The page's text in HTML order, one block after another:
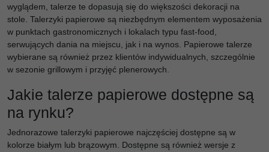
wyglądem, talerze te dopasują się do większości dekoracji na
stole. Talerzyki papierowe są niezbędnym elementem wyposażenia
w punktach gastronomicznych i lokalach typu fast-food,
serwujących dania na miejscu, jak i na wynos. Papierowe talerze
wybierane są również przez klientów indywidualnych, szczególnie
w sezonie grillowym i przyjęć plenerowych.
Jakie talerze papierowe dostępne są
na rynku?
Jednorazowe talerzyki papierowe najczęściej dostępne są w
kolorze białym lub brązowym. Dostępne są również wersje z